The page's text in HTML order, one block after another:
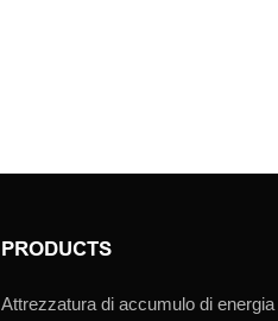
PRODUCTS
Attrezzatura di accumulo di